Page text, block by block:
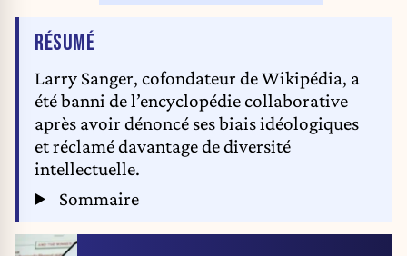
RÉSUMÉDE L'ARTICLE
Larry Sanger, cofondateur de Wikipédia, a
été banni de l’encyclopédie collaborative
après avoir dénoncé ses biais idéologiques
et réclamé davantage de diversité
intellectuelle.
Sommaire